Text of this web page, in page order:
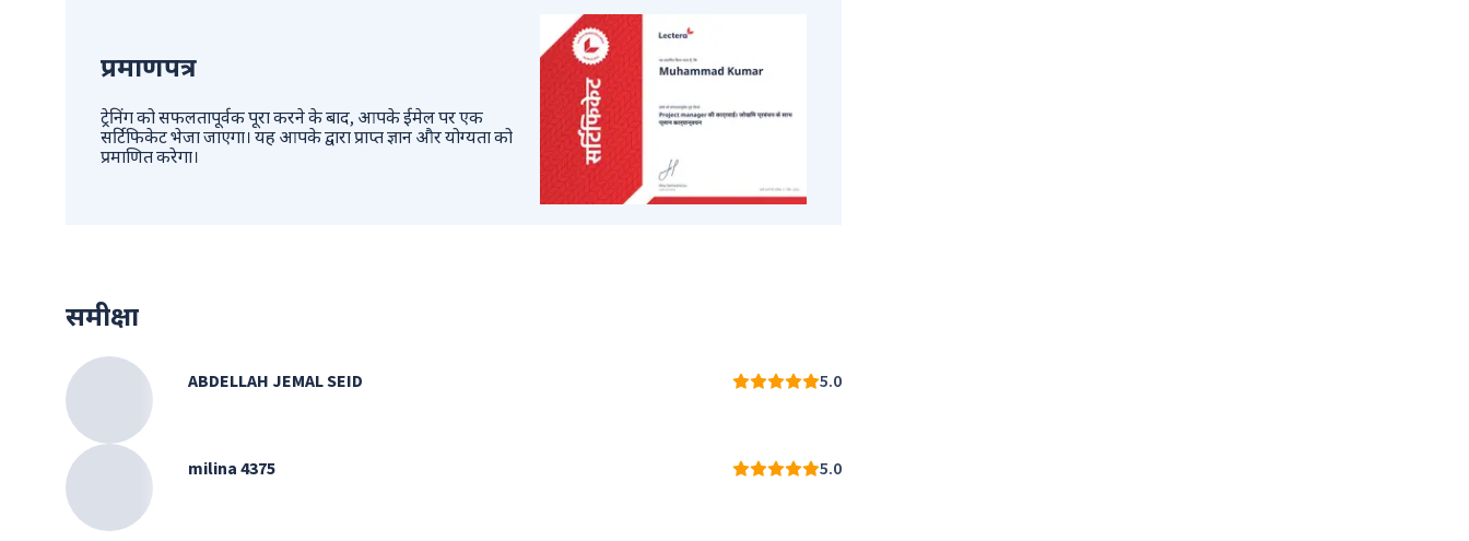
प्रमाणपत्र
ट्रेनिंग को सफलतापूर्वक पूरा करने के बाद, आपके ईमेल पर एक
सर्टिफिकेट भेजा जाएगा। यह आपके द्वारा प्राप्त ज्ञान और योग्यता को
प्रमाणित करेगा।
समीक्षा
ABDELLAH JEMAL SEID 5.0
milina 4375 5.0